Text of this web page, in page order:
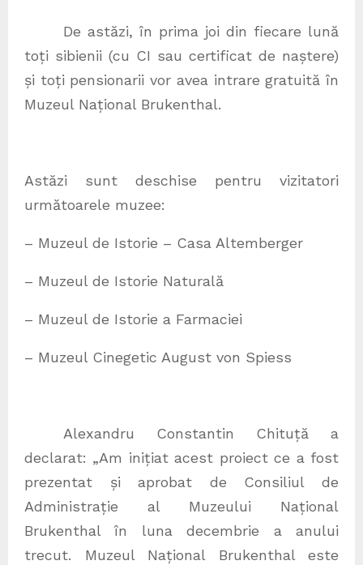
De astăzi, în prima joi din fiecare lună
toți sibienii (cu CI sau certificat de naștere)
și toți pensionarii vor avea intrare gratuită în
Muzeul Național Brukenthal.
Astăzi sunt deschise pentru vizitatori
următoarele muzee:
– Muzeul de Istorie – Casa Altemberger
– Muzeul de Istorie Naturală
– Muzeul de Istorie a Farmaciei
– Muzeul Cinegetic August von Spiess
Alexandru Constantin Chituță a
declarat: „Am inițiat acest proiect ce a fost
prezentat și aprobat de Consiliul de
Administrație al Muzeului Național
Brukenthal în luna decembrie a anului
trecut. Muzeul Național Brukenthal este